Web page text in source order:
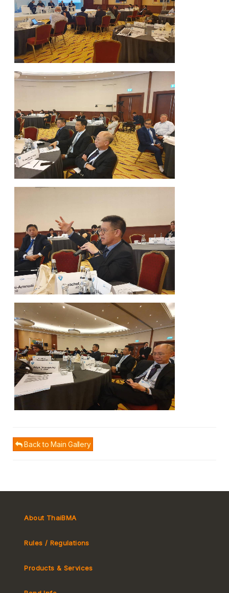
Back to Main Gallery
About ThaiBMA
Rules / Regulations
Products & Services